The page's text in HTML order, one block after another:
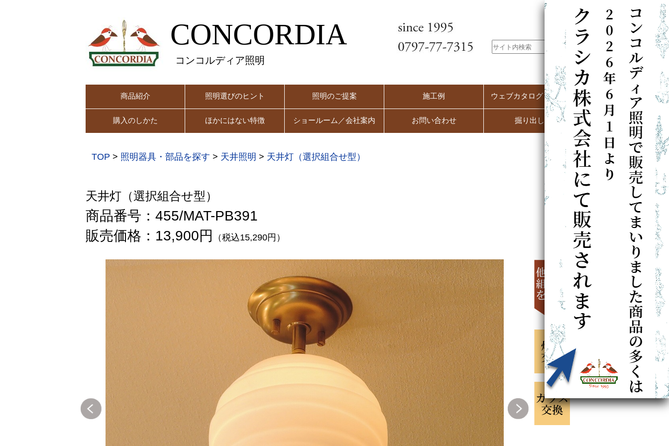
CONCORDIA
コンコルディア照明
商品紹介 照明選びのヒント 照明のご提案 施工例 ウェブカタログ（PC用）
購入のしかた ほかにはない特徴 ショールーム／会社案内 お問い合わせ 掘り出し市
TOP > 照明器具・部品を探す > 天井照明 > 天井灯（選択組合せ型）
天井灯（選択組合せ型）
商品番号：455/MAT-PB391
販売価格：13,900円
（税込15,290円）